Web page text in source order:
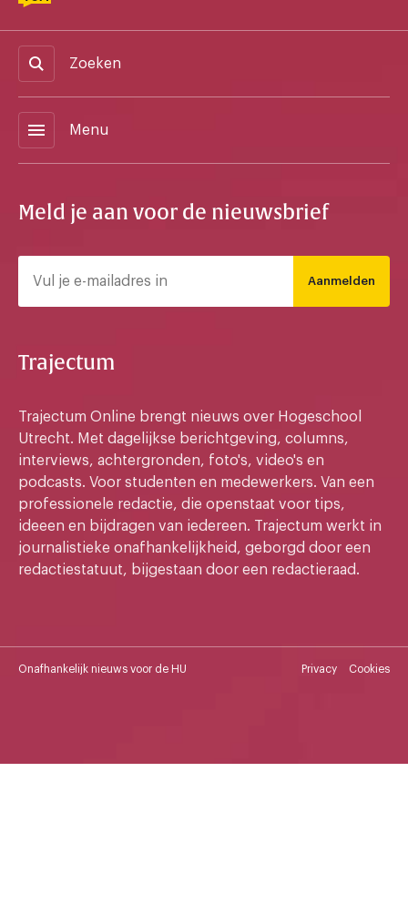
Zoeken
menu Menu
Meld je aan voor de nieuwsbrief
Aanmelden
Trajectum
Trajectum Online brengt nieuws over Hogeschool
Utrecht. Met dagelijkse berichtgeving, columns,
interviews, achtergronden, foto's, video's en
podcasts. Voor studenten en medewerkers. Van een
professionele redactie, die openstaat voor tips,
ideeen en bijdragen van iedereen. Trajectum werkt in
journalistieke onafhankelijkheid, geborgd door een
redactiestatuut, bijgestaan door een redactieraad.
Onafhankelijk nieuws voor de HU Privacy Cookies